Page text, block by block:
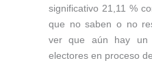
significativo 21,11 %
que no saben o no
ver que aún hay un
electores en proceso